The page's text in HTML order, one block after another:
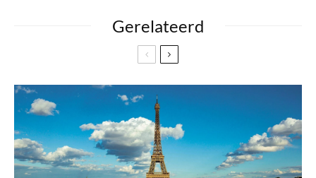
Gerelateerd